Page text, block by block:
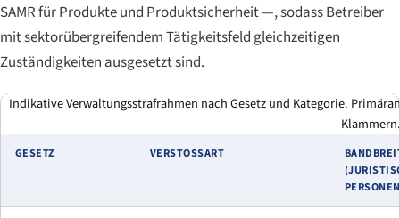
SAMR für Produkte und Produktsicherheit —, sodass Betreiber
mit sektorübergreifendem Tätigkeitsfeld gleichzeitigen
Zuständigkeiten ausgesetzt sind.
Indikative Verwaltungsstrafrahmen nach Gesetz und Kategorie.
Klammern.
GESETZ VERSTOSSART